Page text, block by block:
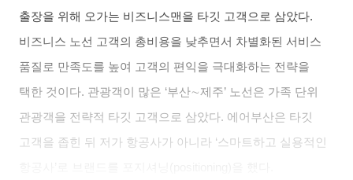
출장을 위해 오가는 비즈니스맨을 타깃 고객으로 삼았다.
비즈니스 노선 고객의 총비용을 낮추면서 차별화된 서비스
품질로 만족도를 높여 고객의 편익을 극대화하는 전략을
택한 것이다. 관광객이 많은 ‘부산∼제주’ 노선은 가족 단위
관광객을 전략적 타깃 고객으로 삼았다. 에어부산은 타깃
고객을 좁힌 뒤 저가 항공사가 아니라 ‘스마트하고 실용적인